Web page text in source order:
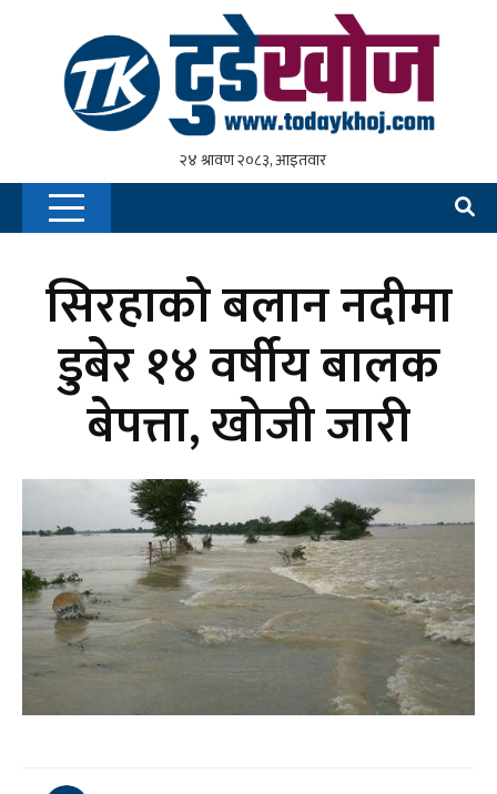
सिरहाको बलान नदीमा
डुबेर १४ वर्षीय बालक
बेपत्ता, खोजी जारी